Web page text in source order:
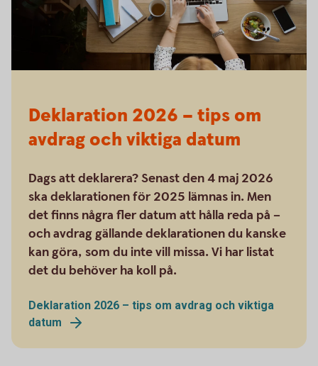
Deklaration 2026 – tips om
avdrag och viktiga datum
Dags att deklarera? Senast den 4 maj 2026
ska deklarationen för 2025 lämnas in. Men
det finns några fler datum att hålla reda på –
och avdrag gällande deklarationen du kanske
kan göra, som du inte vill missa. Vi har listat
det du behöver ha koll på.
Deklaration 2026 – tips om avdrag och viktiga
datum